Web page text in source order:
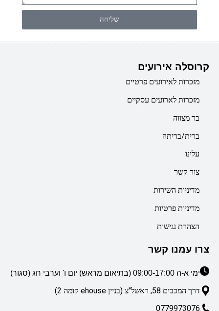
שליחה
קרוסלה אירועים
מזכרות לאירועים פרטיים
מזכרות לארועים עסקיים
בר מצווה
ברית/בריתה
עלינו
צור קשר
מדיניות השירות
מדיניות פרטיות
הצהרת נגישות
צרו עמנו קשר
ימי א-ה 09:00-17:00 (בתיאום מראש) יום ו' וערבי חג (סגור)
דרך המכבים 58, ראשל"צ (בניין ehouse קומה 2)
0779973076